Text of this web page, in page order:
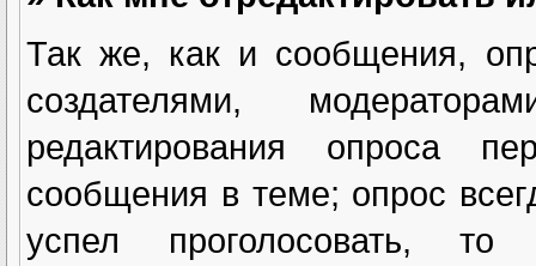
Так же, как и сообщения,
создателями,
редактирования опроса
сообщения в теме; опрос
успел проголосовать,